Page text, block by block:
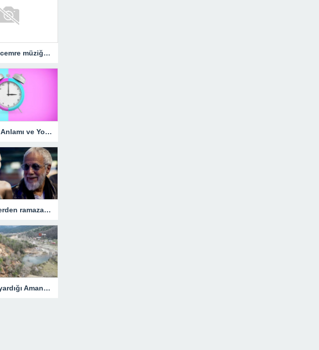
Dördüncü cemre müziğe… – Magazin
13.14 Saat Anlamı ve Yorumu 2023: Saat 13 14 Ne Anlama Gelir?
Ünlü isimlerden ramazan mesajları
Depremin yardığı Amanos Dağları’nda oluşan göletler görüntülendi